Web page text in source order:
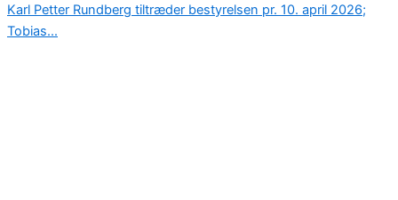
Karl Petter Rundberg tiltræder bestyrelsen pr. 10. april 2026;
Tobias...